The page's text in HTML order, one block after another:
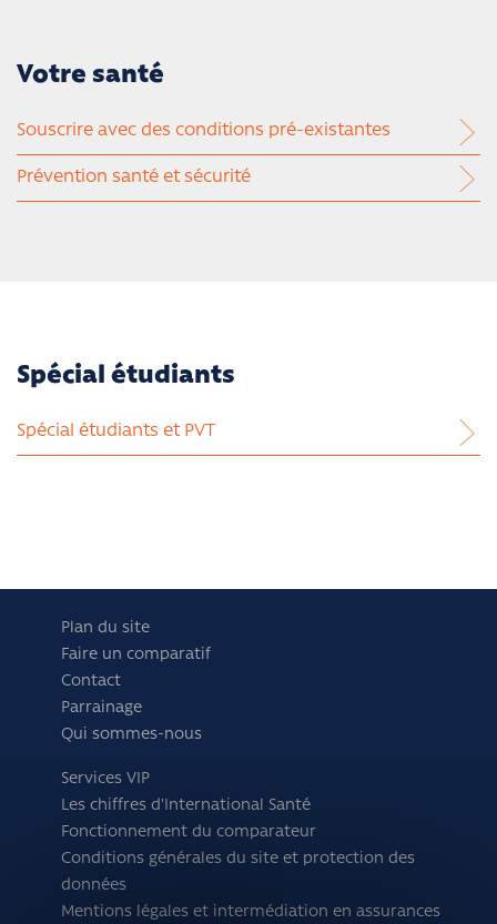
Votre santé
Souscrire avec des conditions pré-existantes
Prévention santé et sécurité
Spécial étudiants
Spécial étudiants et PVT
Plan du site
Faire un comparatif
Contact
Parrainage
Qui sommes-nous
Services VIP
Les chiffres d'International Santé
Fonctionnement du comparateur
Conditions générales du site et protection des
données
Mentions légales et intermédiation en assurances